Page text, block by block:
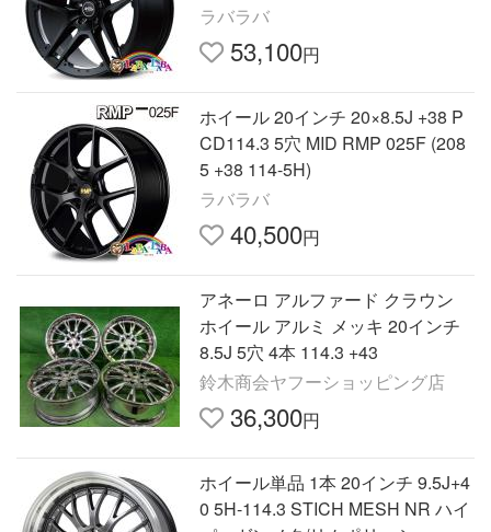
ラバラバ
53,100円
ホイール 20インチ 20×8.5J +38 P
CD114.3 5穴 MID RMP 025F (208
5 +38 114-5H)
ラバラバ
40,500円
アネーロ アルファード クラウン
ホイール アルミ メッキ 20インチ
8.5J 5穴 4本 114.3 +43
鈴木商会ヤフーショッピング店
36,300円
ホイール単品 1本 20インチ 9.5J+4
0 5H-114.3 STICH MESH NR ハイ